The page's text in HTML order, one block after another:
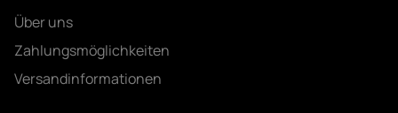
Über uns
Zahlungsmöglichkeiten
Versandinformationen